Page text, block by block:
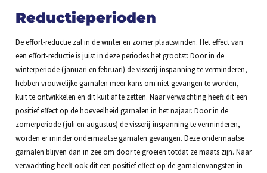
Reductieperioden
De effort-reductie zal in de winter en zomer plaatsvinden. Het effect van
een effort-reductie is juist in deze periodes het grootst: Door in de
winterperiode (januari en februari) de visserij-inspanning te verminderen,
hebben vrouwelijke garnalen meer kans om niet gevangen te worden,
kuit te ontwikkelen en dit kuit af te zetten. Naar verwachting heeft dit een
positief effect op de hoeveelheid garnalen in het najaar. Door in de
zomerperiode (juli en augustus) de visserij-inspanning te verminderen,
worden er minder ondermaatse garnalen gevangen. Deze ondermaatse
garnalen blijven dan in zee om door te groeien totdat ze maats zijn. Naar
verwachting heeft ook dit een positief effect op de garnalenvangsten in